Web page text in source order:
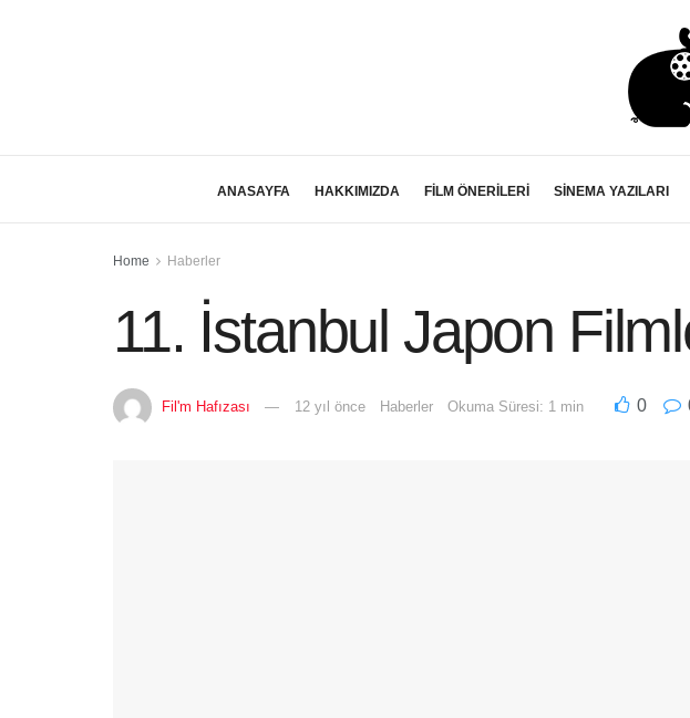
ANASAYFA HAKKIMIZDA FİLM ÖNERİLERİ SİNEMA YAZILARI
Home Haberler
11. İstanbul Japon
Fil'm Hafızası 12 yıl önce Haberler Okuma Süresi: 1 min 0